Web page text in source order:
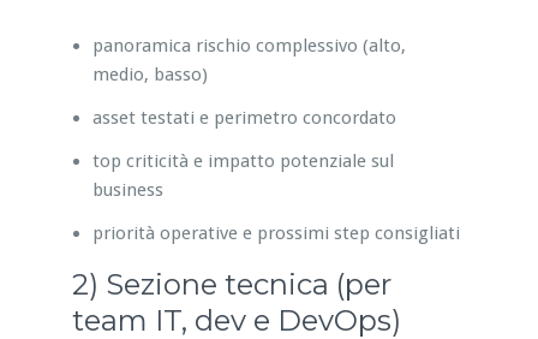
panoramica rischio complessivo (alto,
medio, basso)
asset testati e perimetro concordato
top criticità e impatto potenziale sul
business
priorità operative e prossimi step consigliati
2) Sezione tecnica (per
team IT, dev e DevOps)